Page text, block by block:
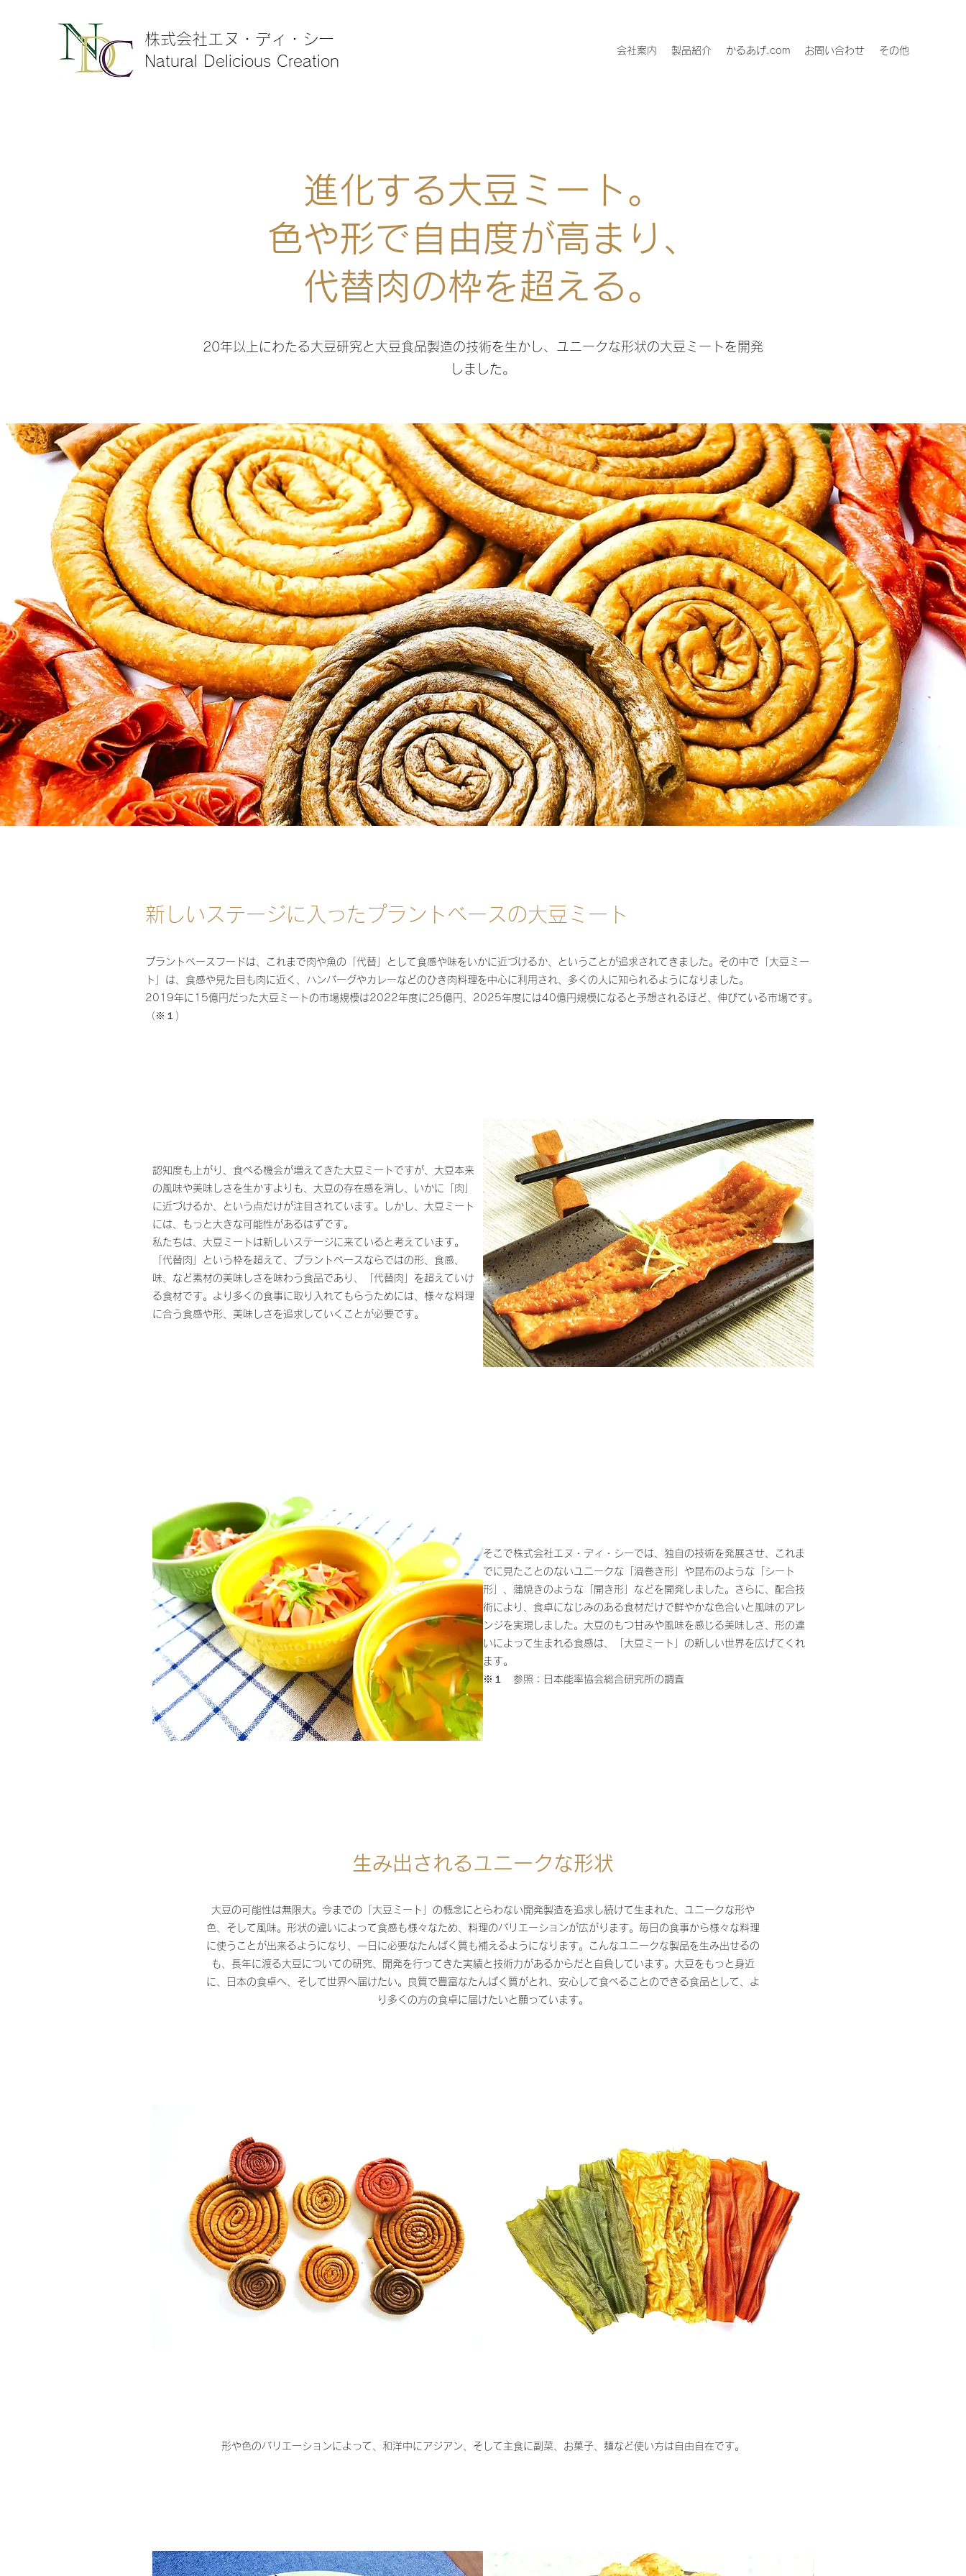
株式会社エヌ・ディ・シー
Natural Delicious Creation
会社案内 製品紹介 かるあげ.com お問い合わせ その他
進化する大豆ミート。
色や形で自由度が高まり、
代替肉の枠を超える。
20年以上にわたる大豆研究と大豆食品製造の技術を生かし、ユニークな形状の大豆ミートを開発
しました。
新しいステージに入ったプラントベースの大豆ミート
プラントベースフードは、これまで肉や魚の「代替」として食感や味をいかに近づけるか、ということが追求されてきました。その中で「大豆ミー
ト」は、食感や見た目も肉に近く、ハンバーグやカレーなどのひき肉料理を中心に利用され、多くの人に知られるようになりました。
2019年に15億円だった大豆ミートの市場規模は2022年度に25億円、2025年度には40億円規模になると予想されるほど、伸びている市場です。
（※１）
認知度も上がり、食べる機会が増えてきた大豆ミートですが、大豆本来
の風味や美味しさを生かすよりも、大豆の存在感を消し、いかに「肉」
に近づけるか、という点だけが注目されています。しかし、大豆ミート
には、もっと大きな可能性があるはずです。
私たちは、大豆ミートは新しいステージに来ていると考えています。
「代替肉」という枠を超えて、プラントベースならではの形、食感、
味、など素材の美味しさを味わう食品であり、「代替肉」を超えていけ
る食材です。より多くの食事に取り入れてもらうためには、様々な料理
に合う食感や形、美味しさを追求していくことが必要です。
そこで株式会社エヌ・ディ・シーでは、独自の技術を発展させ、これま
でに見たことのないユニークな「渦巻き形」や昆布のような「シート
形」、蒲焼きのような「開き形」などを開発しました。さらに、配合技
術により、食卓になじみのある食材だけで鮮やかな色合いと風味のアレ
ンジを実現しました。大豆のもつ甘みや風味を感じる美味しさ、形の違
いによって生まれる食感は、「大豆ミート」の新しい世界を広げてくれ
ます。
※１ 参照：日本能率協会総合研究所の調査
生み出されるユニークな形状
大豆の可能性は無限大。今までの「大豆ミート」の概念にとらわない開発製造を追求し続けて生まれた、ユニークな形や
色、そして風味。形状の違いによって食感も様々なため、料理のバリエーションが広がります。毎日の食事から様々な料理
に使うことが出来るようになり、一日に必要なたんぱく質も補えるようになります。こんなユニークな製品を生み出せるの
も、長年に渡る大豆についての研究、開発を行ってきた実績と技術力があるからだと自負しています。大豆をもっと身近
に、日本の食卓へ、そして世界へ届けたい。良質で豊富なたんぱく質がとれ、安心して食べることのできる食品として、よ
り多くの方の食卓に届けたいと願っています。
形や色のバリエーションによって、和洋中にアジアン、そして主食に副菜、お菓子、麺など使い方は自由自在です。